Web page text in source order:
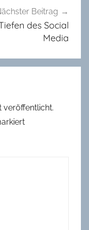
Beitrag
des Social
Media
veröffentlicht.